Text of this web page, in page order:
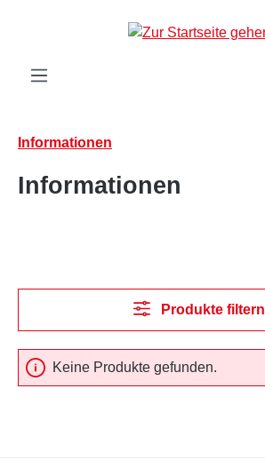
Zum Hauptinhalt springen
Informationen
Informationen
Produkte filtern
Keine Produkte gefunden.